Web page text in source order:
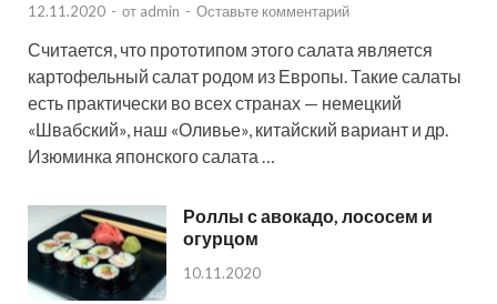
12.11.2020 - от admin - Оставьте комментарий
Считается, что прототипом этого салата является
картофельный салат родом из Европы. Такие салаты
есть практически во всех странах — немецкий
«Швабский», наш «Оливье», китайский вариант и др.
Изюминка японского салата …
Роллы с авокадо, лососем и
огурцом
10.11.2020